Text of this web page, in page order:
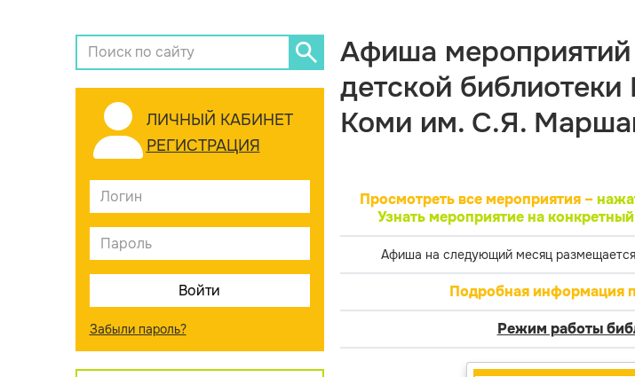
ЛИЧНЫЙ КАБИНЕТ
РЕГИСТРАЦИЯ
Забыли пароль?
Афиша
детской библиотеки
Коми им. С.Я.
Просмотреть все мероприятия –
Узнать мероприятие на
Афиша на следующий месяц
Подробная информация
Режим работы